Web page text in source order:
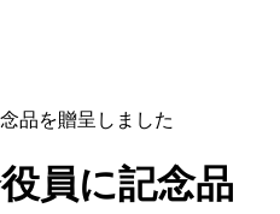
品を贈呈しました
員に記念品